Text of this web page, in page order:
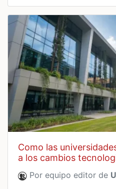
como las universidades estan adaptandose
a los cambios
Por equipo editor de